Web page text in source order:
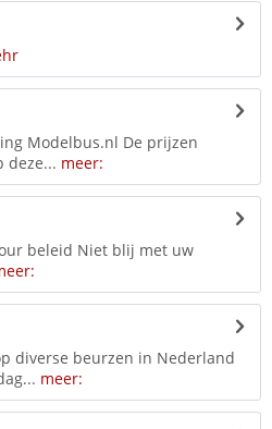
Modelbus.nl De prijzen
deze... meer:
beleid Niet blij met uw
diverse beurzen in Nederland
meer: